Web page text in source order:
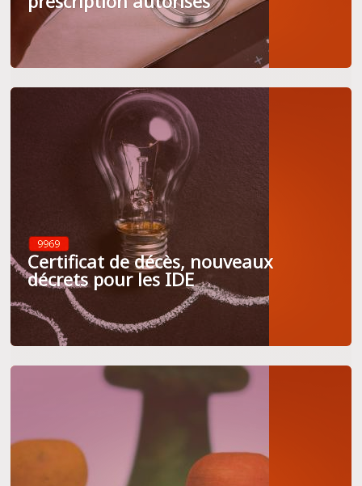
9969
Certificat de décès, nouveaux
décrets pour les IDE